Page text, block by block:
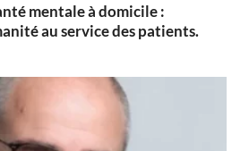
mentale à domicile :
au service des patients.